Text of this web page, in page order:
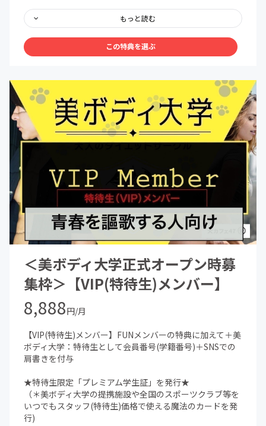
― 学長のダイエット＆健康コラムの連載原稿(新聞等)が買
わなくても毎月見れる
▶その他FUN特典：
できる
(開催目安：3ヶ月に１回 ※音声のみの参加で顔出しは
しなくてもOK)
☆その他、著名人、タレント、医師や専門家を招いたパー
ティ(年に1回)への優先ご案内
→InstagramやTwitterなどのSNSで「美ボディ大学」の
「学生」であることを発信することができます。
講師の方は「美ボディ大学」の「講師」「教授」等
本コミュニティが正式に認めた肩書きをご自由に活用して
いただくことができます。
もっと読む
この特典を選ぶ
＜美ボディ大学正式オープン時募
集枠＞【VIP(特待生)メンバー】
8,888円/月
【VIP(特待生)メンバー】FUNメンバーの特典に加えて＋美
ボディ大学：特待生として会員番号(学籍番号)＋SNSでの
肩書きを付与
★特待生限定「プレミアム学生証」を発行★
（＊美ボディ大学の提携施設や全国のスポーツクラブ等を
いつでもスタッフ(特待生)価格で使える魔法のカードを発
行)